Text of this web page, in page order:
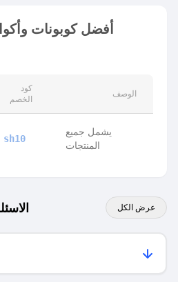
أفضل كوبونات
كود
الخصم
الوصف
sh10
يشمل جميع
المنتجات
عرض الكل